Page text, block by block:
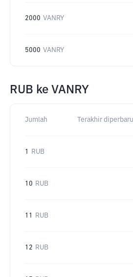
2000 VANRY
5000 VANRY
RUB ke VANRY
Jumlah Terakhir
1 RUB
10 RUB
11 RUB
12 RUB